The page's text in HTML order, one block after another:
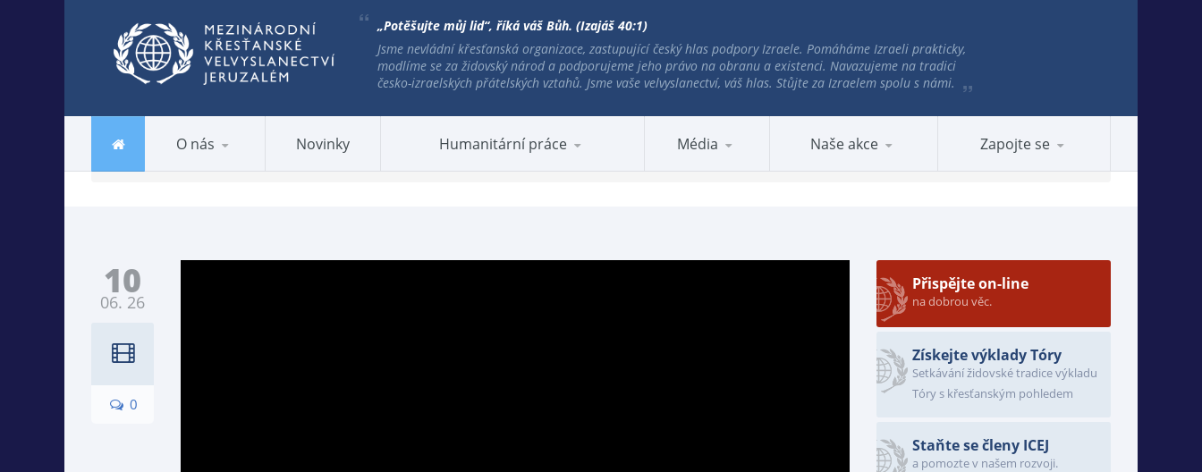
„Potěšujte můj lid“, říká váš Bůh. (Izajáš 40:1)
Jsme nevládní křesťanská organizace, zastupující český hlas podpory Izraele. Pomáháme Izraeli prakticky,
modlíme se za židovský národ a podporujeme jeho právo na obranu a existenci. Navazujeme na tradici
česko-izraelských přátelských vztahů. Jsme vaše velvyslanectví, váš hlas. Stůjte za Izraelem spolu s námi.
O nás Novinky Humanitární práce Média Naše akce Zapojte se
PŘIDEJTE SE K SVÁTKU STÁNKŮ 2026
10
06. 26
0
Přispějte on-line
na dobrou věc.
Získejte výklady Tóry
Setkávání židovské tradice výkladu
Tóry s křesťanským pohledem
Staňte se členy ICEJ
a pomozte v našem rozvoji.